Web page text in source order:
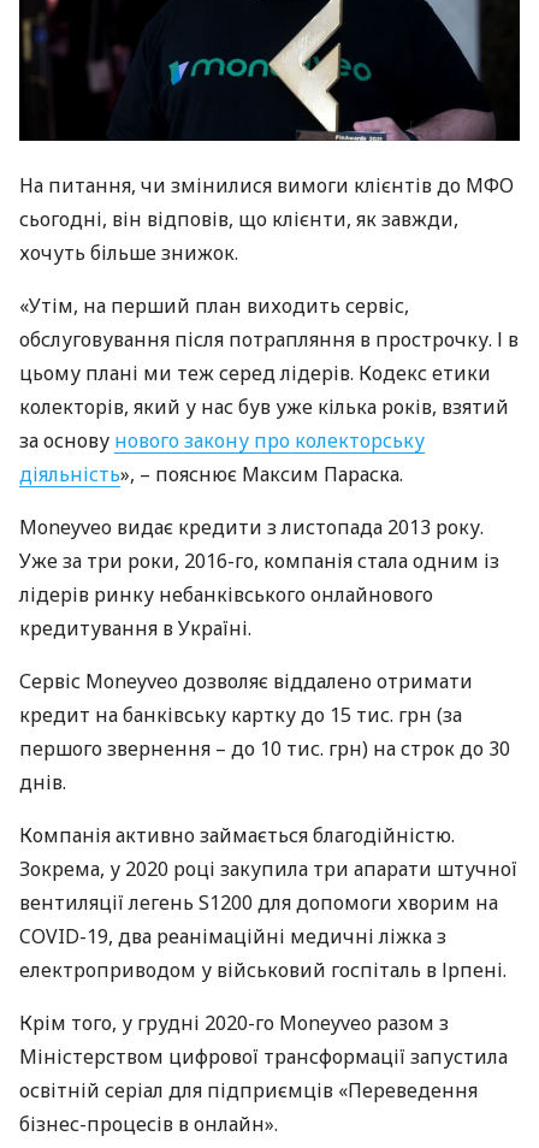
На питання, чи змінилися вимоги клієнтів до МФО
сьогодні, він відповів, що клієнти, як завжди,
хочуть більше знижок.
«Утім, на перший план виходить сервіс,
обслуговування після потрапляння в прострочку. І в
цьому плані ми теж серед лідерів. Кодекс етики
колекторів, який у нас був уже кілька років, взятий
за основу нового закону про колекторську
діяльність», – пояснює Максим Параска.
Moneyveo видає кредити з листопада 2013 року.
Уже за три роки, 2016-го, компанія стала одним із
лідерів ринку небанківського онлайнового
кредитування в Україні.
Сервіс Moneyveo дозволяє віддалено отримати
кредит на банківську картку до 15 тис. грн (за
першого звернення – до 10 тис. грн) на строк до 30
днів.
Компанія активно займається благодійністю.
Зокрема, у 2020 році закупила три апарати штучної
вентиляції легень S1200 для допомоги хворим на
COVID-19, два реанімаційні медичні ліжка з
електроприводом у військовий госпіталь в Ірпені.
Крім того, у грудні 2020-го Moneyveo разом з
Міністерством цифрової трансформації запустила
освітній серіал для підприємців «Переведення
бізнес-процесів в онлайн».